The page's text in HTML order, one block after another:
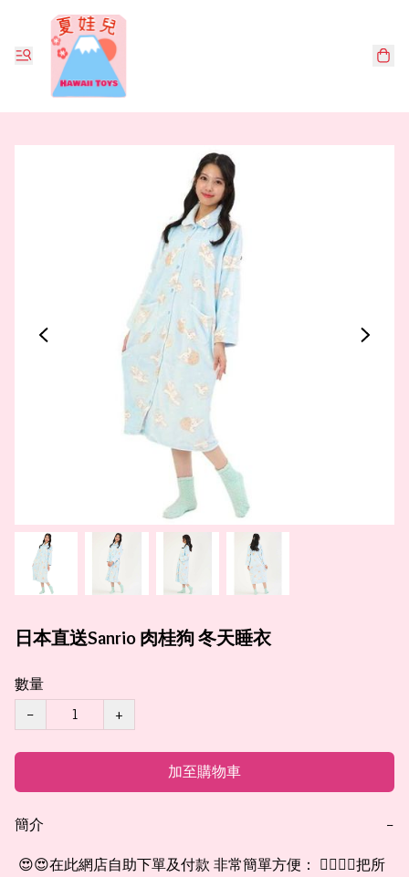
日本直送Sanrio 肉桂狗 冬天睡衣
數量
−
+
加至購物車
簡介 −